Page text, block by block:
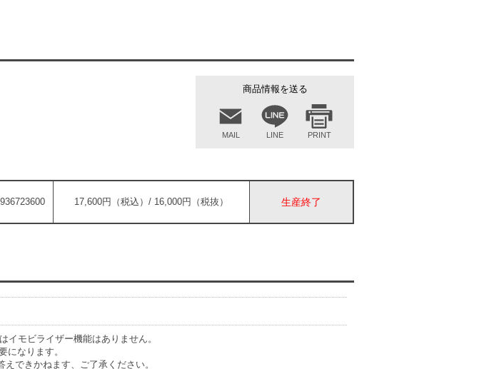
商品情報を送る
MAIL LINE PRINT
17,600円（税込）/ 16,000円（税抜） 生産終了
モビライザー機能はありません。
になります。
できかねます、ご了承ください。